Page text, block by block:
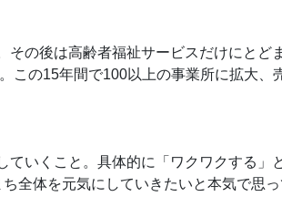
の後は高齢者福祉サービスだけにとど
この15年間で100以上の事業所に拡大、
いくこと。具体的に「ワクワクする」
全体を元気にしていきたいと本気で思っ